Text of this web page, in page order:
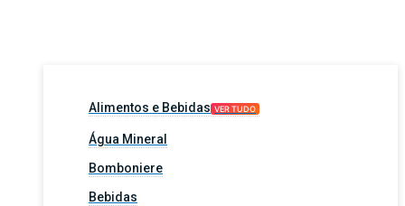
Alimentos e Bebidas VER TUDO
Água Mineral
Bomboniere
Bebidas